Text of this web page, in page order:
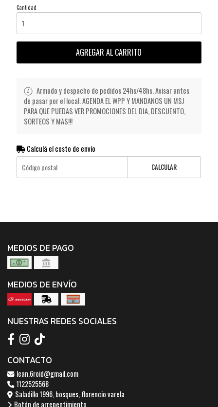
Cantidad
AGREGAR AL CARRITO
Armado y despacho de pedidos 24hs/48hs. Avisar antes
de pasar por el local. AGENDA EL WPP Y MANDANOS UN MSJ
PARA QUE PUEDAS VER PROMOCIONES DEL DIA, DESCUENTO,
SORTEOS Y MAS!!!
Calculá el costo de envío
CALCULAR
MEDIOS DE PAGO
MEDIOS DE ENVÍO
NUESTRAS REDES SOCIALES
CONTACTO
lean.6roid@gmail.com
1122525568
Saladillo 1996, bosques, florencio varela
Botón de arrepentimiento